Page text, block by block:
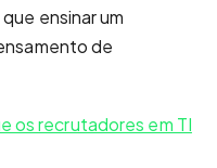
ensinar um
de
os recrutadores em TI